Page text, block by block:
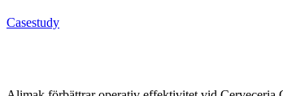
Casestudy